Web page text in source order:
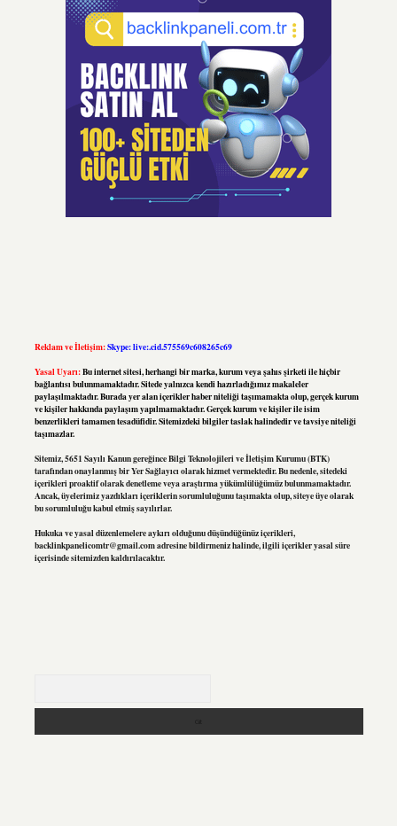
Reklam ve İletişim:Skype: live:.cid.575569c608265c69
Yasal Uyarı:Bu internet sitesi, herhangi bir marka, kurum veya şahıs şirketi ile hiçbir
bağlantısı bulunmamaktadır. Sitede yalnızca kendi hazırladığımız makaleler
paylaşılmaktadır. Burada yer alan içerikler haber niteliği taşımamakta olup, gerçek kurum
ve kişiler hakkında paylaşım yapılmamaktadır. Gerçek kurum ve kişiler ile isim
benzerlikleri tamamen tesadüfidir. Sitemizdeki bilgiler taslak halindedir ve tavsiye niteliği
taşımazlar.
Sitemiz, 5651 Sayılı Kanun gereğince Bilgi Teknolojileri ve İletişim Kurumu (BTK)
tarafından onaylanmış bir Yer Sağlayıcı olarak hizmet vermektedir. Bu nedenle, sitedeki
içerikleri proaktif olarak denetleme veya araştırma yükümlülüğümüz bulunmamaktadır.
Ancak, üyelerimiz yazdıkları içeriklerin sorumluluğunu taşımakta olup, siteye üye olarak
bu sorumluluğu kabul etmiş sayılırlar.
Hukuka ve yasal düzenlemelere aykırı olduğunu düşündüğünüz içerikleri,
backlinkpanelicomtr@gmail.comadresine bildirmeniz halinde, ilgili içerikler yasal süre
içerisinde sitemizden kaldırılacaktır.